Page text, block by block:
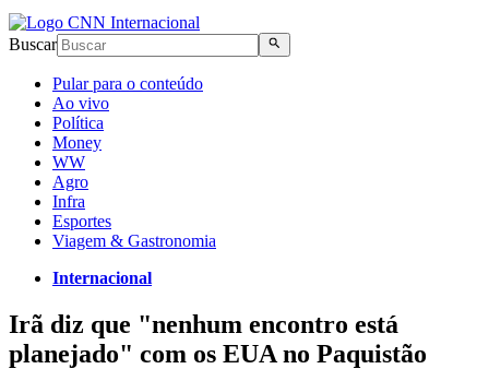
Buscar
Pular para o conteúdo
Ao vivo
Política
Money
WW
Agro
Infra
Esportes
Viagem & Gastronomia
Internacional
Irã diz que "nenhum encontro está
planejado" com os EUA no Paquistão